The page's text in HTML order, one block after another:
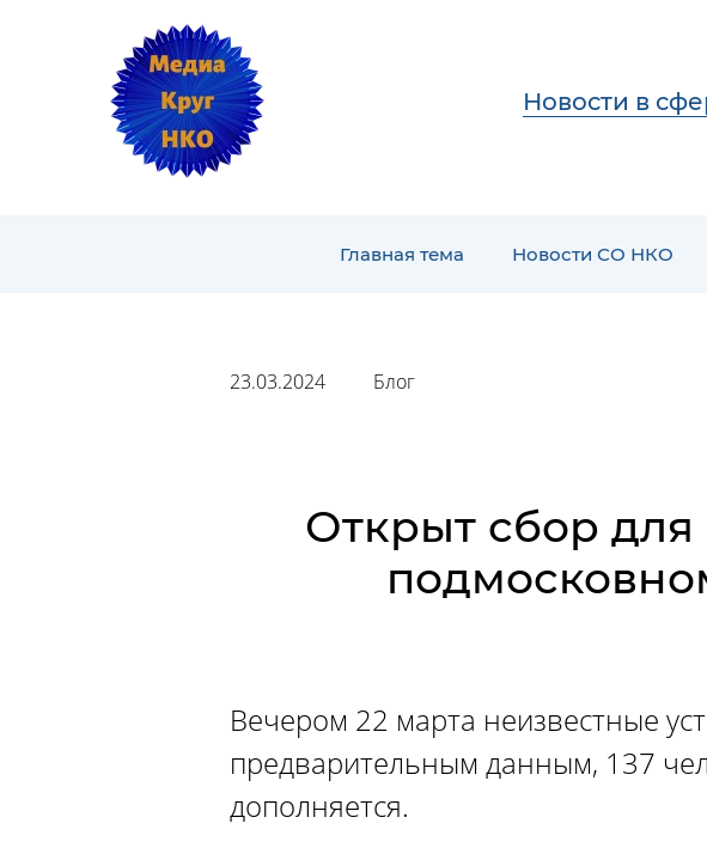
Новости в
Главная тема Новости СО НКО
23.03.2024 Блог
Открыт сбор для
Вечером 22 марта неизвестные
предварительным данным, 137
дополняется.